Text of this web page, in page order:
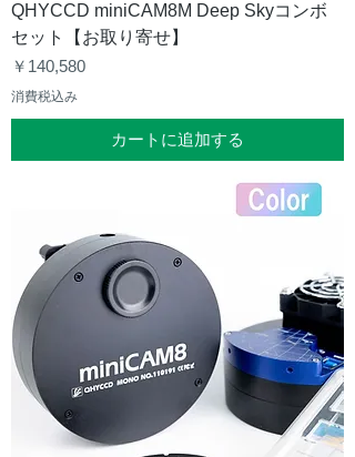
QHYCCD miniCAM8M Deep Skyコンボ
セット【お取り寄せ】
価格
￥140,580
消費税込み
カートに追加する